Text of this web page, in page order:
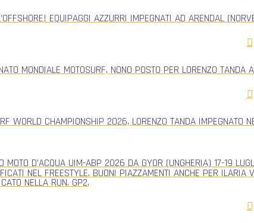
EQUIPAGGI AZZURRI IMPEGNATI AD ARENDAL
MONDIALE MOTOSURF, NONO POSTO PER LORENZO TANDA
WORLD CHAMPIONSHIP 2026, LORENZO TANDA IMPEGNATO
MOTO D’ACQUA UIM-ABP 2026 DA GYOR (UNGHERIA) 17-19
NEL FREESTYLE. BUONI PIAZZAMENTI ANCHE PER
NELLA RUN. GP2.